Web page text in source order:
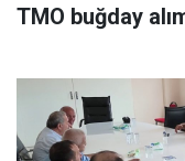
TMO buğday